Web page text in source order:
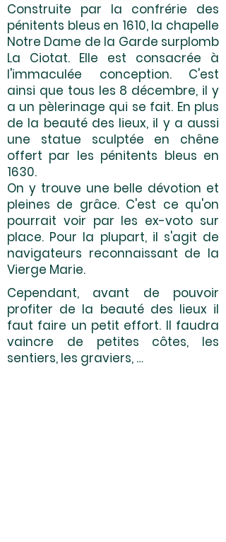
Construite par la confrérie des
pénitents bleus en 1610, la chapelle
Notre Dame de la Garde surplomb
La Ciotat. Elle est consacrée à
l'immaculée conception. C'est
ainsi que tous les 8 décembre, il y
a un pèlerinage qui se fait. En plus
de la beauté des lieux, il y a aussi
une statue sculptée en chêne
offert par les pénitents bleus en
1630.
On y trouve une belle dévotion et
pleines de grâce. C'est ce qu'on
pourrait voir par les ex-voto sur
place. Pour la plupart, il s'agit de
navigateurs reconnaissant de la
Vierge Marie.
Cependant, avant de pouvoir
profiter de la beauté des lieux il
faut faire un petit effort. Il faudra
vaincre de petites côtes, les
sentiers, les graviers, …